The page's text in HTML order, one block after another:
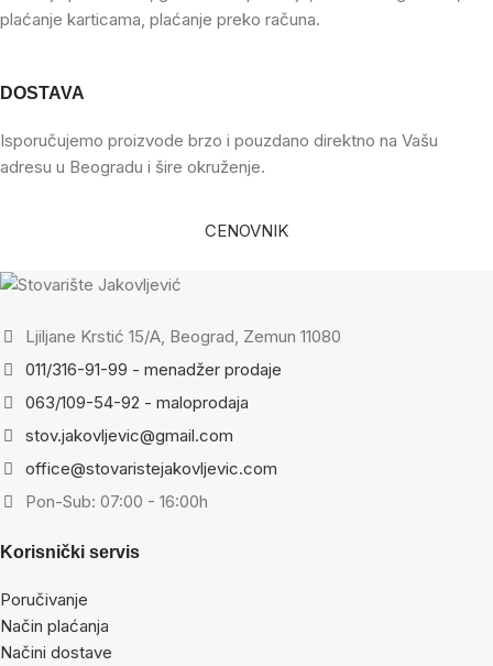
plaćanje karticama, plaćanje preko računa.
DOSTAVA
Isporučujemo proizvode brzo i pouzdano direktno na Vašu
adresu u Beogradu i šire okruženje.
CENOVNIK
Ljiljane Krstić 15/A, Beograd, Zemun 11080
011/316-91-99 - menadžer prodaje
063/109-54-92 - maloprodaja
stov.jakovljevic@gmail.com
office@stovaristejakovljevic.com
Pon-Sub: 07:00 - 16:00h
Korisnički servis
Poručivanje
Način plaćanja
Načini dostave